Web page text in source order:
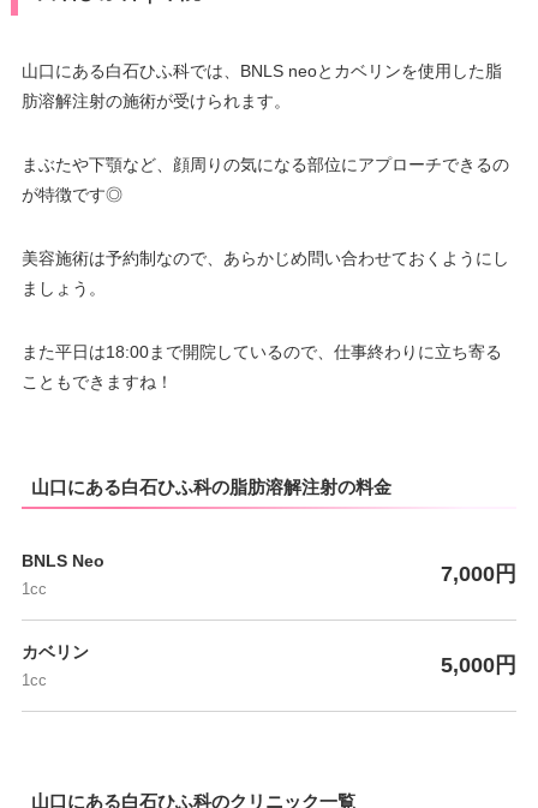
山口にある白石ひふ科では、BNLS neoとカベリンを使用した脂
肪溶解注射の施術が受けられます。
まぶたや下顎など、顔周りの気になる部位にアプローチできるの
が特徴です◎
美容施術は予約制なので、あらかじめ問い合わせておくようにし
ましょう。
また平日は18:00まで開院しているので、仕事終わりに立ち寄る
こともできますね！
山口にある白石ひふ科の脂肪溶解注射の料金
BNLS Neo
1cc
7,000円
カベリン
1cc
5,000円
山口にある白石ひふ科のクリニック一覧